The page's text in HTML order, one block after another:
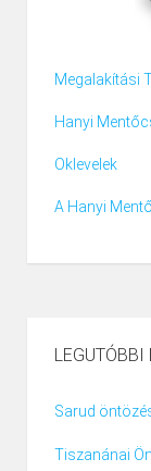
Megalakítási
Hanyi
Oklevelek
A Hanyi
LEGUTÓBBI
Sarud
Tiszanánai